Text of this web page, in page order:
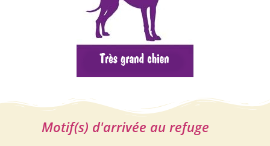
Motif(s) d'arrivée au refuge